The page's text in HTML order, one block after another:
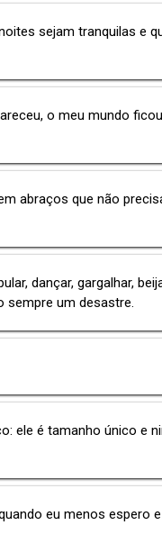
sejam tranquilas e
o meu mundo
abraços que não
dançar, gargalhar,
sempre um desastre.
ele é tamanho único e
eu menos espero